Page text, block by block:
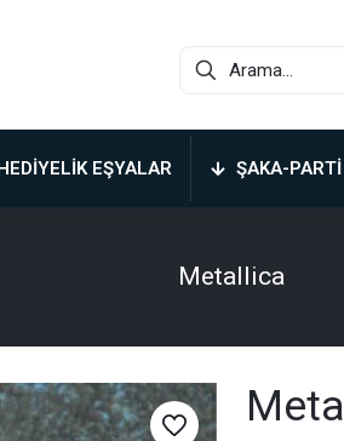
EŞYALAR ŞAKA-
Metallica